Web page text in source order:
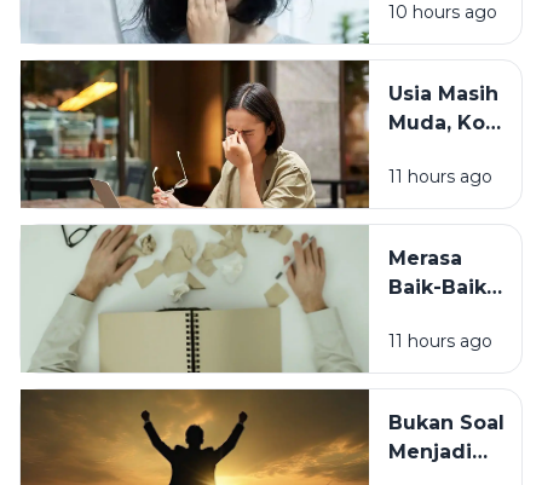
Wajah
Kusam?
Periksa 7
Kebiasaan
Tidur Ini
10 hours ago
Usia Masih
Muda, Kok
Cepat
Capek? Ini
yang
Sering
11 hours ago
Merasa
Baik-Baik
Tanda
Tubuh
Sedang
Minta
11 hours ago
Bukan Soal
Menjadi